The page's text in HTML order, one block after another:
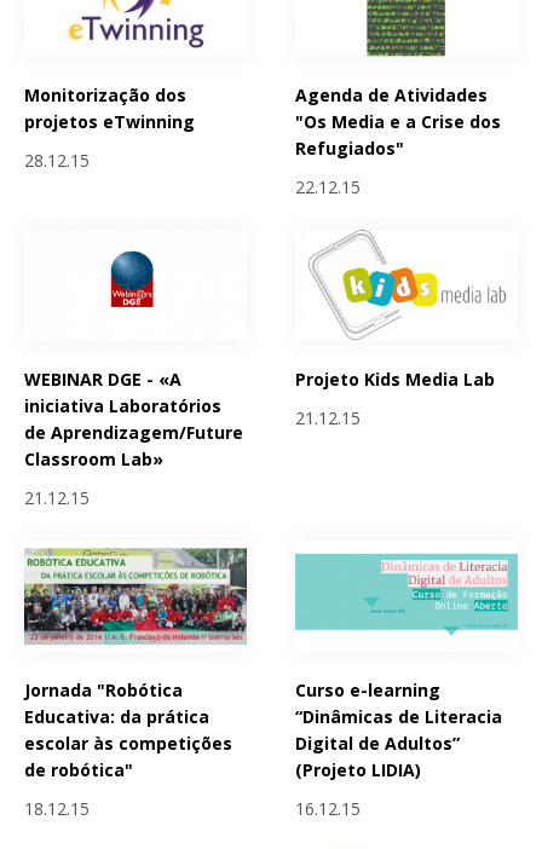
Monitorização dos
projetos eTwinning
28.12.15
Agenda de Atividades
"Os Media e a Crise dos
Refugiados"
22.12.15
WEBINAR DGE - «A
iniciativa Laboratórios
de Aprendizagem/Future
Classroom Lab»
21.12.15
Projeto Kids Media Lab
21.12.15
Jornada "Robótica
Educativa: da prática
escolar às competições
de robótica"
18.12.15
Curso e-learning
“Dinâmicas de Literacia
Digital de Adultos”
(Projeto LIDIA)
16.12.15